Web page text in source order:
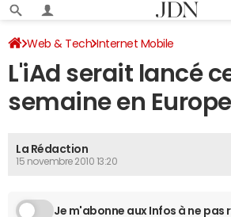
Web & Tech Internet Mobile
L'iAd serait lancé
semaine en Europe
La Rédaction
15 novembre 2010 13:20
Je m'abonne aux Infos à ne pas